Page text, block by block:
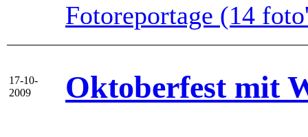
Fotoreportage (14
17-10-
2009
Oktoberfest mit